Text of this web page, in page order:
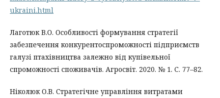
ukraini.html
Лаготюк В.О. Особливості формування стратегії
забезпечення конкурентоспроможності підприємств
галузі птахівництва залежно від купівельної
спроможності споживачів. Агросвіт. 2020. № 1. С. 77–82.
Ніколюк О.В. Стратегічне управління витратами